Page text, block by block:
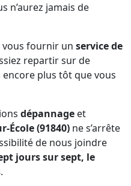
n’aurez jamais de
vous fournir un service de
repartir sur de
plus tôt que vous
dépannage et
École (91840) ne s’arrête
de nous joindre
jours sur sept, le
.